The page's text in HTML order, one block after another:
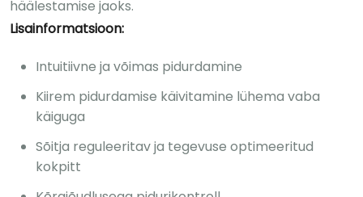
häälestamise jaoks.
Lisainformatsioon:
Intuitiivne ja võimas pidurdamine
Kiirem pidurdamise käivitamine lühema vaba
käiguga
Sõitja reguleeritav ja tegevuse optimeeritud
kokpitt